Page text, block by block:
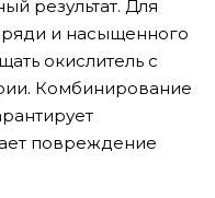
результат. Для
и насыщенного
окислитель с
Комбинирование
повреждение